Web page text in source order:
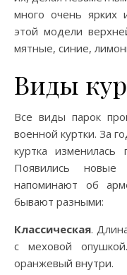
много очень ярких
этой модели
мятные, синие,
Виды
Все виды парок
военной куртки. За
куртка изменилась
Появились
напоминают об
бывают разными:
Классическая.
с меховой
оранжевый внутри.